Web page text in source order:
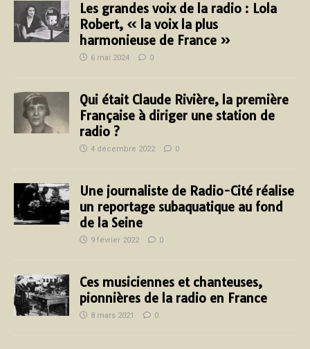
Les grandes voix de la radio : Lola
Robert, « la voix la plus
harmonieuse de France »
6 mai 2024 0
Qui était Claude Rivière, la première
Française à diriger une station de
radio ?
4 décembre 2022 0
Une journaliste de Radio-Cité réalise
un reportage subaquatique au fond
de la Seine
9 février 2022 0
Ces musiciennes et chanteuses,
pionnières de la radio en France
8 mars 2021 0